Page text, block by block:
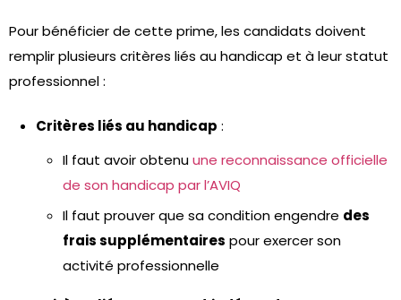
Pour bénéficier de cette prime, les candidats doivent
remplir plusieurs critères liés au handicap et à leur statut
professionnel :
Critères liés au handicap :
Il faut avoir obtenuune reconnaissance officielle
de son handicap par l’AVIQ
Il faut prouver que sa condition engendre des
frais supplémentaires pour exercer son
activité professionnelle